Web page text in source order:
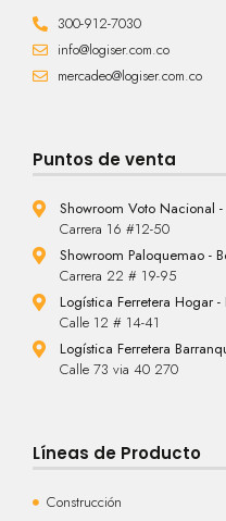
300-912-7030
info@logiser.com.co
mercadeo@logiser.com.co
Puntos de venta
Showroom Voto Nacional -
Carrera 16 #12-50
Showroom Paloquemao -
Carrera 22 # 19-95
Logística Ferretera Hogar -
Calle 12 # 14-41
Logística Ferretera
Calle 73 via 40 270
Líneas de Producto
Construcción